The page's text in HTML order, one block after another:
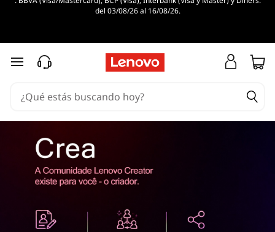
Q
u
e
del 03/08/26 al 16/08/26.
Ir al contenido principal